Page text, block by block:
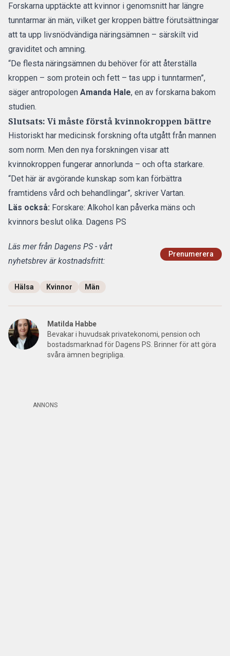
Forskarna upptäckte att kvinnor i genomsnitt har längre
tunntarmar än män, vilket ger kroppen bättre förutsättningar
att ta upp livsnödvändiga näringsämnen – särskilt vid
graviditet och amning.
“De flesta näringsämnen du behöver för att återställa
kroppen – som protein och fett – tas upp i tunntarmen”,
säger antropologen Amanda Hale, en av forskarna bakom
studien.
Slutsats: Vi måste förstå kvinnokroppen bättre
Historiskt har medicinsk forskning ofta utgått från mannen
som norm. Men den nya forskningen visar att
kvinnokroppen fungerar annorlunda – och ofta starkare.
“Det här är avgörande kunskap som kan förbättra
framtidens vård och behandlingar”, skriver Vartan.
Läs också: Forskare: Alkohol kan påverka mäns och
kvinnors beslut olika. Dagens PS
Läs mer från Dagens PS - vårt
nyhetsbrev är kostnadsfritt:
Prenumerera
Hälsa Kvinnor Män
Matilda Habbe
Bevakar i huvudsak privatekonomi, pension och
bostadsmarknad för Dagens PS. Brinner för att göra
svåra ämnen begripliga.
ANNONS